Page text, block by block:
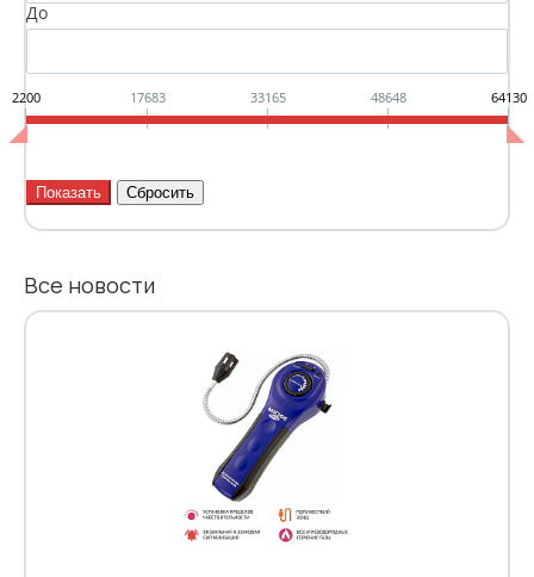
До
2200 17683 33165 48648 64130
Все новости